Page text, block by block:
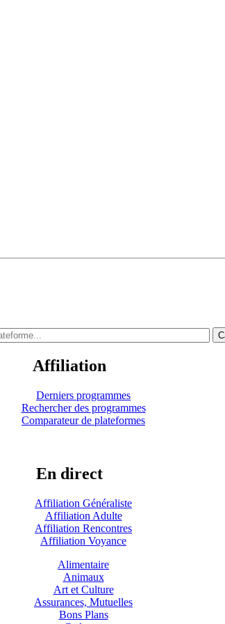
Affiliation
Derniers programmes
Rechercher des programmes
Comparateur de plateformes
En direct
Affiliation Généraliste
Affiliation Adulte
Affiliation Rencontres
Affiliation Voyance
Alimentaire
Animaux
Art et Culture
Assurances, Mutuelles
Bons Plans